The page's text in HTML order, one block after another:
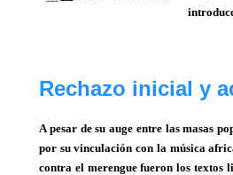
Rechazo inicial y
A pesar de su auge entre las masas
por su vinculación con la música
contra el merengue fueron los textos